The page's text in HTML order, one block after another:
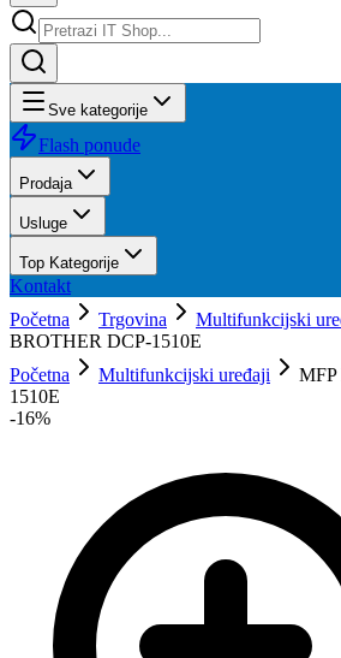
Sve kategorije
Flash ponude
Prodaja
Usluge
Top Kategorije
Kontakt
Početna
Trgovina Multifunkcijski
BROTHER DCP-1510E
Početna
Multifunkcijski uređaji
1510E
-16%